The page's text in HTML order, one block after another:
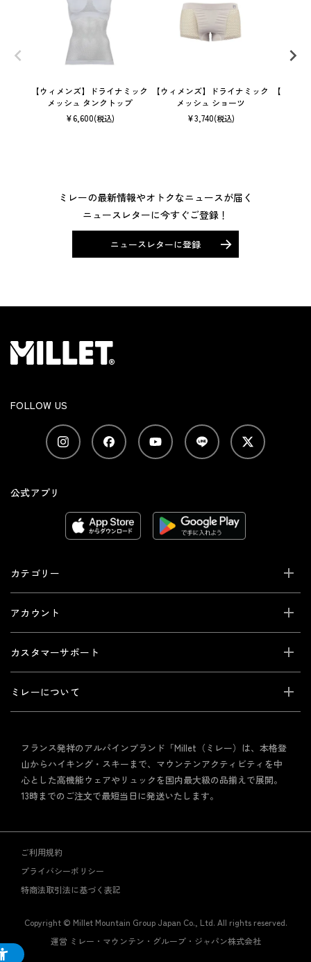
【ウィメンズ】ドライナミック
メッシュ タンクトップ
¥6,600(税込)
【ウィメンズ】ドライナミック
メッシュ ショーツ
¥3,740(税込)
【ユニ
ミレーの最新情報やオトクなニュースが届く
ニュースレターに今すぐご登録！
ニュースレターに登録
FOLLOW US
公式アプリ
カテゴリー
アカウント
カスタマーサポート
ミレーについて
フランス発祥のアルパインブランド「Millet（ミレー）は、本格登
山からハイキング・スキーまで、マウンテンアクティビティを中
心とした高機能ウェアやリュックを国内最大級の品揃えで展開。
13時までのご注文で最短当日に発送いたします。
ご利用規約
プライバシーポリシー
特商法取引法に基づく表記
Copyright © Millet Mountain Group Japan Co., Ltd. All rights reserved.
運営 ミレー・マウンテン・グループ・ジャパン株式会社